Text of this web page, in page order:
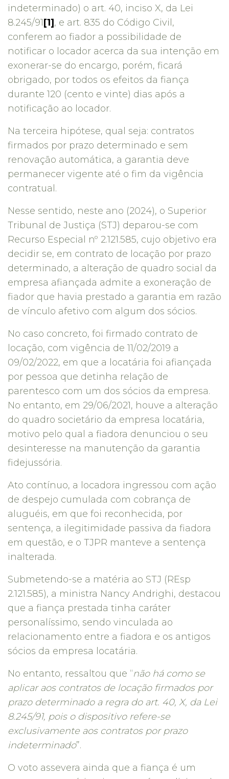
indeterminado) o art. 40, inciso X, da Lei
8.245/91[1], e art. 835 do Código Civil,
conferem ao fiador a possibilidade de
notificar o locador acerca da sua intenção em
exonerar-se do encargo, porém, ficará
obrigado, por todos os efeitos da fiança
durante 120 (cento e vinte) dias após a
notificação ao locador.
Na terceira hipótese, qual seja: contratos
firmados por prazo determinado e sem
renovação automática, a garantia deve
permanecer vigente até o fim da vigência
contratual.
Nesse sentido, neste ano (2024), o Superior
Tribunal de Justiça (STJ) deparou-se com
Recurso Especial nº 2.121.585, cujo objetivo era
decidir se, em contrato de locação por prazo
determinado, a alteração de quadro social da
empresa afiançada admite a exoneração de
fiador que havia prestado a garantia em razão
de vínculo afetivo com algum dos sócios.
No caso concreto, foi firmado contrato de
locação, com vigência de 11/02/2019 a
09/02/2022, em que a locatária foi afiançada
por pessoa que detinha relação de
parentesco com um dos sócios da empresa.
No entanto, em 29/06/2021, houve a alteração
do quadro societário da empresa locatária,
motivo pelo qual a fiadora denunciou o seu
desinteresse na manutenção da garantia
fidejussória.
Ato contínuo, a locadora ingressou com ação
de despejo cumulada com cobrança de
aluguéis, em que foi reconhecida, por
sentença, a ilegitimidade passiva da fiadora
em questão, e o TJPR manteve a sentença
inalterada.
Submetendo-se a matéria ao STJ (REsp
2.121.585), a ministra Nancy Andrighi, destacou
que a fiança prestada tinha caráter
personalíssimo, sendo vinculada ao
relacionamento entre a fiadora e os antigos
sócios da empresa locatária.
No entanto, ressaltou que “não há como se
aplicar aos contratos de locação firmados por
prazo determinado a regra do art. 40, X, da Lei
8.245/91, pois o dispositivo refere-se
exclusivamente aos contratos por prazo
indeterminado”.
O voto assevera ainda que a fiança é um